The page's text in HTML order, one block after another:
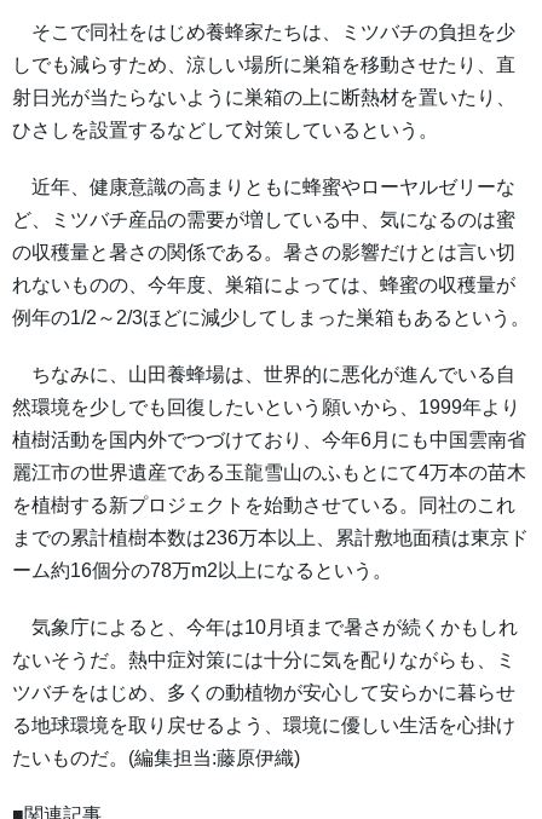
そこで同社をはじめ養蜂家たちは、ミツバチの負担を少
しでも減らすため、涼しい場所に巣箱を移動させたり、直
射日光が当たらないように巣箱の上に断熱材を置いたり、
ひさしを設置するなどして対策しているという。
近年、健康意識の高まりともに蜂蜜やローヤルゼリーな
ど、ミツバチ産品の需要が増している中、気になるのは蜜
の収穫量と暑さの関係である。暑さの影響だけとは言い切
れないものの、今年度、巣箱によっては、蜂蜜の収穫量が
例年の1/2～2/3ほどに減少してしまった巣箱もあるという。
ちなみに、山田養蜂場は、世界的に悪化が進んでいる自
然環境を少しでも回復したいという願いから、1999年より
植樹活動を国内外でつづけており、今年6月にも中国雲南省
麗江市の世界遺産である玉龍雪山のふもとにて4万本の苗木
を植樹する新プロジェクトを始動させている。同社のこれ
までの累計植樹本数は236万本以上、累計敷地面積は東京ド
ーム約16個分の78万m2以上になるという。
気象庁によると、今年は10月頃まで暑さが続くかもしれ
ないそうだ。熱中症対策には十分に気を配りながらも、ミ
ツバチをはじめ、多くの動植物が安心して安らかに暮らせ
る地球環境を取り戻せるよう、環境に優しい生活を心掛け
たいものだ。(編集担当:藤原伊織)